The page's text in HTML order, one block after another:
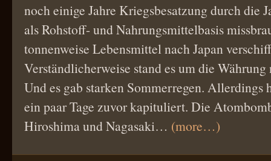
noch einige Jahre Kriegsbesatzung durch die
als Rohstoff- und Nahrungsmittelbasis
tonnenweise Lebensmittel nach Japan
Verständlicherweise stand es um die
Und es gab starken Sommerregen. Allerdings
ein paar Tage zuvor kapituliert. Die
Hiroshima und Nagasaki… (more…)